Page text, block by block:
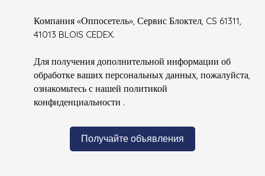
Компания «Оппосетель», Сервис Блоктел, CS 61311,
41013 BLOIS CEDEX.
Для получения дополнительной информации об
обработке ваших персональных данных, пожалуйста,
ознакомьтесь с нашей политикой
конфиденциальности .
Получайте объявления